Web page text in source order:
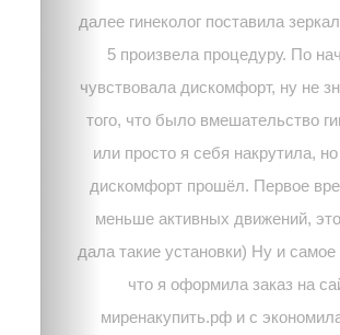
далее гинеколог поставила
5 произвела процедуру. По
чувствовала дискомфорт, ну не
того, что было вмешательство
или просто я себя накрутила,
дискомфорт прошёл. Первое
меньше активных движений,
дала такие установки) Ну и самое
что я оформила заказ на
миренакупить.рф и с